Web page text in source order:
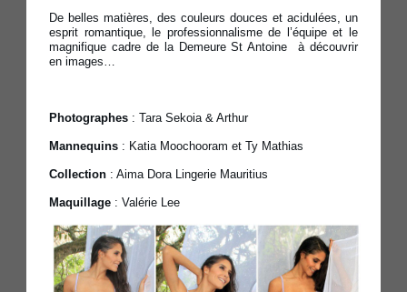
De belles matières, des couleurs douces et acidulées, un
esprit romantique, le professionnalisme de l’équipe et le
magnifique cadre de la Demeure St Antoine à découvrir
en images…
Photographes : Tara Sekoia & Arthur
Mannequins : Katia Moochooram et Ty Mathias
Collection : Aima Dora Lingerie Mauritius
Maquillage : Valérie Lee